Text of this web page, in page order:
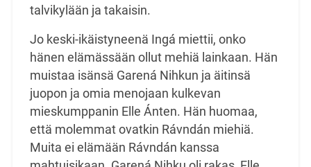
talvikylään ja takaisin.
Jo keski-ikäistyneenä Ingá miettii, onko
hänen elämässään ollut mehiä lainkaan. Hän
muistaa isänsä Garená Nihkun ja äitinsä
juopon ja omia menojaan kulkevan
mieskumppanin Elle Ánten. Hän huomaa,
että molemmat ovatkin Rávndán miehiä.
Muita ei elämään Rávndán kanssa